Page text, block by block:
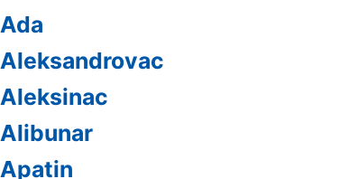
Ada
Aleksandrovac
Aleksinac
Alibunar
Apatin